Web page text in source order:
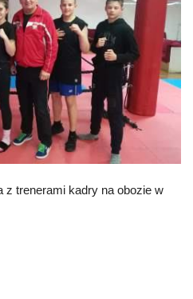
z trenerami kadry na obozie w